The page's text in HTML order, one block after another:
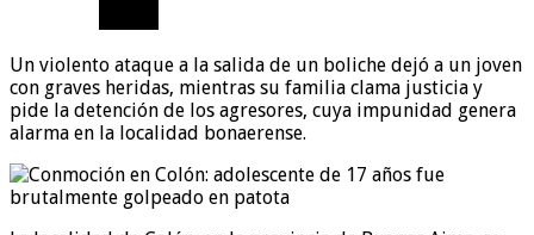
Un violento ataque a la salida de un boliche dejó a un joven
con graves heridas, mientras su familia clama justicia y
pide la detención de los agresores, cuya impunidad genera
alarma en la localidad bonaerense.